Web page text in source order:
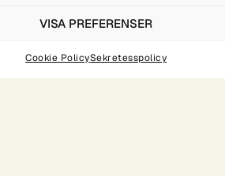
VISA PREFERENSER
Cookie PolicySekretesspolicy